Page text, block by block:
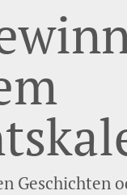
Geschichten